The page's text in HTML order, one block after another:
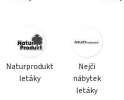
Naturprodukt
letáky
Nejči
nábytek
letáky